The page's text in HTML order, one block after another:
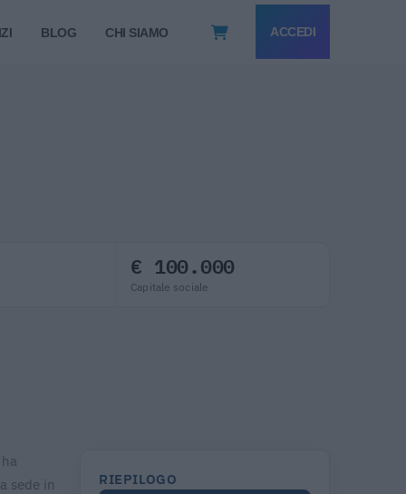
BLOG CHI SIAMO ACCEDI
€ 100.000
Capitale sociale
sede in
RIEPILOGO